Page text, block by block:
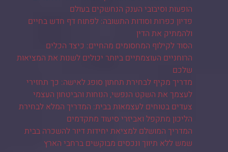
הופעות וסיבובי הענק הנחשקים בעולם
פדיון כפרות וסודות התשובה: לפתוח דף חדש בחיים
ולהמתיק את הדין
הסוד לקילוף המחסומים מהחיים: כיצד הכלים
הרוחניים העוצמתיים ביותר יכולים לשנות את המציאות
שלכם
מדריך מקיף לבחירת תחתון סופג לאישה: כך תחזירי
לעצמך את השקט הנפשי, הנוחות והביטחון העצמי
צעדים בטוחים לעצמאות בבית: המדריך המלא לבחירת
הליכון מתקפל ואביזרי סיעוד מתקדמים
המדריך המושלם למציאת יחידות דיור להשכרה בבית
שמש ללא תיווך ונכסים מבוקשים ברחבי הארץ